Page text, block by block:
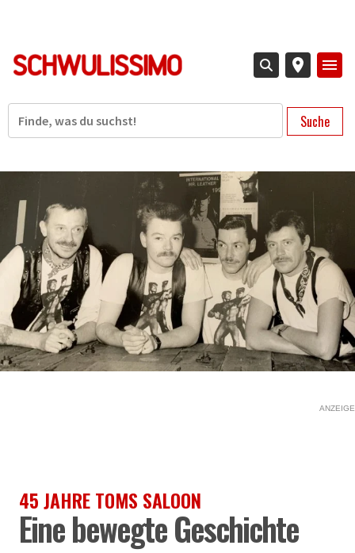
Suche
ANZEIGE
45 JAHRE TOMS SALOON
Eine bewegte Geschichte